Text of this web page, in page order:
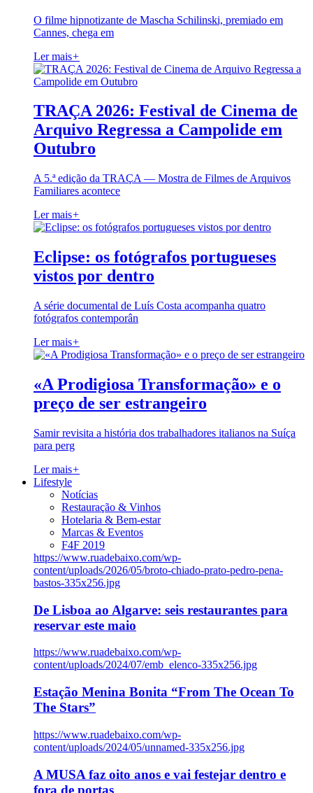
O filme hipnotizante de Mascha Schilinski, premiado em
Cannes, chega em
Ler mais+
TRAÇA 2026: Festival de Cinema de
Arquivo Regressa a Campolide em
Outubro
A 5.ª edição da TRAÇA — Mostra de Filmes de Arquivos
Familiares acontece
Ler mais+
Eclipse: os fotógrafos portugueses
vistos por dentro
A série documental de Luís Costa acompanha quatro
fotógrafos contemporân
Ler mais+
«A Prodigiosa Transformação» e o
preço de ser estrangeiro
Samir revisita a história dos trabalhadores italianos na Suíça
para perg
Ler mais+
Lifestyle
Notícias
Restauração & Vinhos
Hotelaria & Bem-estar
Marcas & Eventos
F4F 2019
https://www.ruadebaixo.com/wp-
content/uploads/2026/05/broto-chiado-prato-pedro-pena-
bastos-335x256.jpg
De Lisboa ao Algarve: seis restaurantes para
reservar este maio
https://www.ruadebaixo.com/wp-
content/uploads/2024/07/emb_elenco-335x256.jpg
Estação Menina Bonita “From The Ocean To
The Stars”
https://www.ruadebaixo.com/wp-
content/uploads/2024/05/unnamed-335x256.jpg
A MUSA faz oito anos e vai festejar dentro e
fora de portas